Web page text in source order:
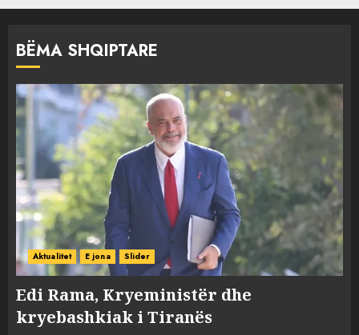
BËMA SHQIPTARE
Aktualitet E jona Slider
Edi Rama, Kryeministër dhe
kryebashkiak i Tiranës